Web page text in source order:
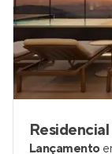
Lançamento